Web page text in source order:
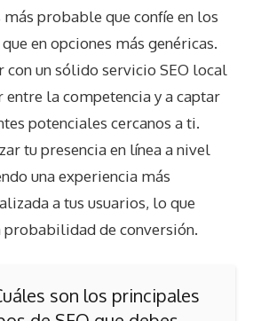
más probable que confíe en los
en opciones más genéricas.
con un sólido servicio SEO local
entre la competencia y a captar
potenciales cercanos a ti.
tu presencia en línea a nivel
una experiencia más
a tus usuarios, lo que
probabilidad de conversión.
son los principales